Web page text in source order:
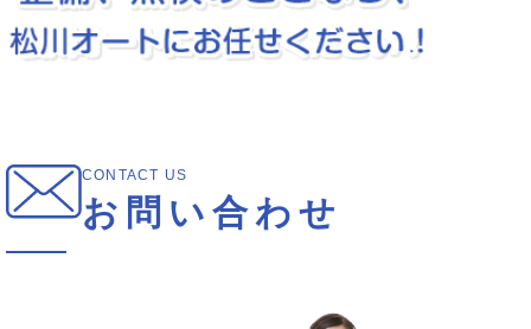
CONTACT US
お問い合わせ